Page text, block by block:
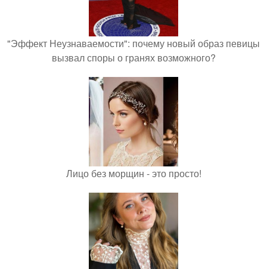
"Эффект Неузнаваемости": почему новый образ певицы
вызвал споры о гранях возможного?
Лицо без морщин - это просто!